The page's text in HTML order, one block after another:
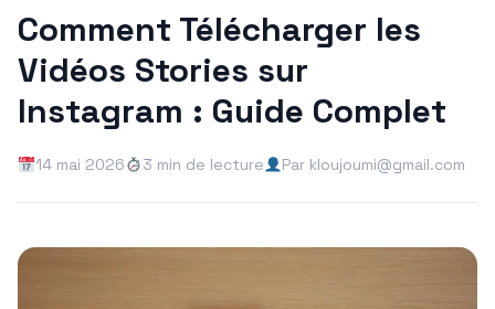
Comment Télécharger les
Vidéos Stories sur
Instagram : Guide Complet
14 mai 2026 3 min de lecture Par kloujoumi@gmail.com